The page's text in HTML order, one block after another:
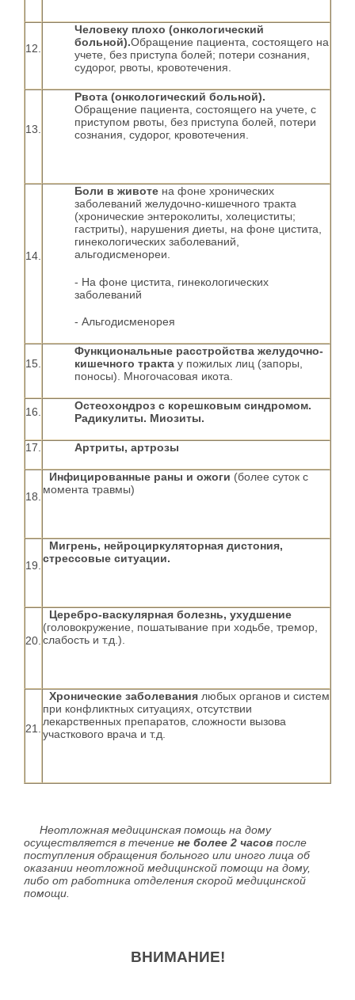
12.
Человеку плохо (онкологический
больной).Обращение пациента, состоящего на
учете, без приступа болей; потери сознания,
судорог, рвоты, кровотечения.
13.
Рвота (онкологический больной).
Обращение пациента, состоящего на учете, с
приступом рвоты, без приступа болей, потери
сознания, судорог, кровотечения.
14.
Боли в животе на фоне хронических
заболеваний желудочно-кишечного тракта
(хронические энтероколиты, холециститы;
гастриты), нарушения диеты, на фоне цистита,
гинекологических заболеваний,
альгодисменореи.
- На фоне цистита, гинекологических
заболеваний
- Альгодисменорея
15.
Функциональные расстройства желудочно-
кишечного тракта у пожилых лиц (запоры,
поносы). Многочасовая икота.
16.
Остеохондроз с корешковым синдромом.
Радикулиты. Миозиты.
17. Артриты, артрозы
18.
Инфицированные раны и ожоги (более суток с
момента травмы)
19.
Мигрень, нейроциркуляторная дистония,
стрессовые ситуации.
20.
Церебро-васкулярная болезнь, ухудшение
(головокружение, пошатывание при ходьбе, тремор,
слабость и т.д.).
21.
Хронические заболевания любых органов и систем
при конфликтных ситуациях, отсутствии
лекарственных препаратов, сложности вызова
участкового врача и т.д.
Неотложная медицинская помощь на дому
осуществляется в течение не более 2 часов после
поступления обращения больного или иного лица об
оказании неотложной медицинской помощи на дому,
либо от работника отделения скорой медицинской
помощи.
ВНИМАНИЕ!